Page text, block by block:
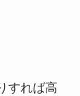
すれば高